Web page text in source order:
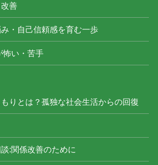
善
・自己信頼感を育む一歩
怖い・苦手
りとは？孤独な社会生活からの回復
:関係改善のために